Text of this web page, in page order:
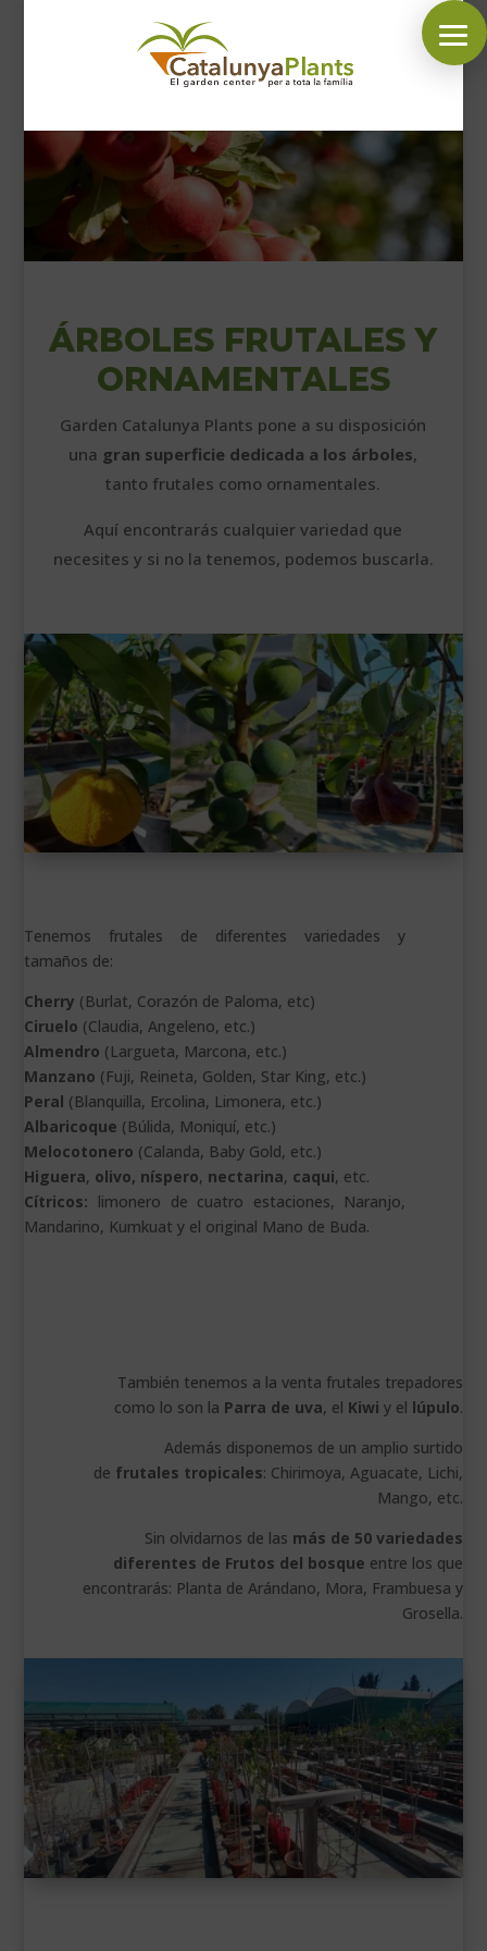
SÍGUENOS EN:
PLANTAS
MASCOTAS
CONTACTAR
VEURE EN CATALÀ
ÁRBOLES FRUTALES Y
ORNAMENTALES
Garden Catalunya Plants pone a su disposición
una gran superficie dedicada a los árboles,
tanto frutales como ornamentales.
Aquí encontrarás cualquier variedad que
necesites y si no la tenemos, podemos buscarla.
Tenemos frutales de diferentes variedades y
tamaños de:
Cherry (Burlat, Corazón de Paloma, etc)
Ciruelo (Claudia, Angeleno, etc.)
Almendro (Largueta, Marcona, etc.)
Manzano (Fuji, Reineta, Golden, Star King, etc.)
Peral (Blanquilla, Ercolina, Limonera, etc.)
Albaricoque (Búlida, Moniquí, etc.)
Melocotonero (Calanda, Baby Gold, etc.)
Higuera, olivo, níspero, nectarina, caqui, etc.
Cítricos: limonero de cuatro estaciones, Naranjo,
Mandarino, Kumkuat y el original Mano de Buda.
También tenemos a la venta frutales trepadores
como lo son la Parra de uva, el Kiwi y el lúpulo.
Además disponemos de un amplio surtido
de frutales tropicales: Chirimoya, Aguacate, Lichi,
Mango, etc.
Sin olvidarnos de las más de 50 variedades
diferentes de Frutos del bosque entre los que
encontrarás: Planta de Arándano, Mora, Frambuesa y
Grosella.